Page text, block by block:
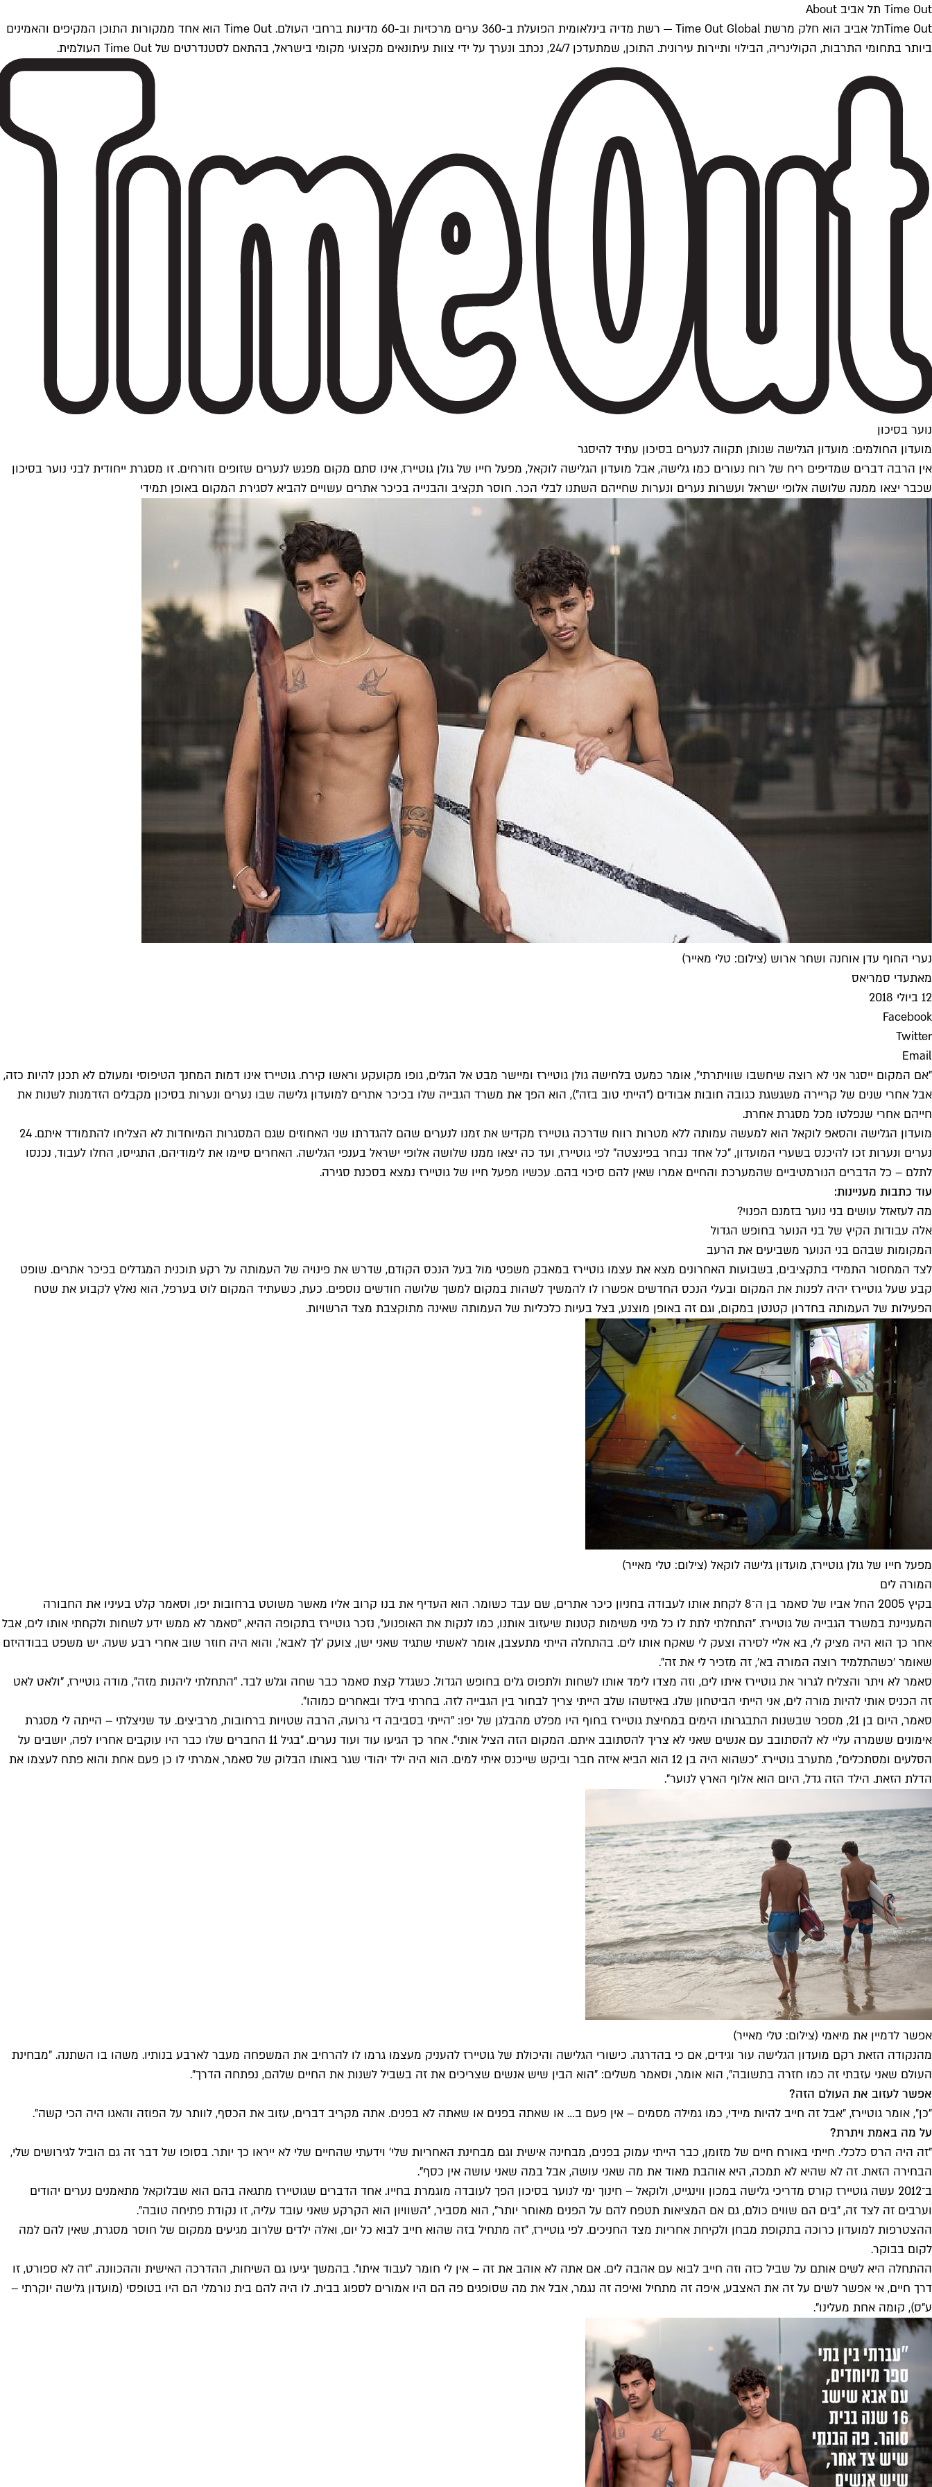
Time Out תל אביב About
Time Outתל אביב הוא חלק מרשת Time Out Global — רשת מדיה בינלאומית הפועלת ב-360 ערים מרכזיות וב-60 מדינות ברחבי העולם. Time Out הוא אחד ממקורות התוכן המקיפים והאמינים
ביותר בתחומי התרבות, הקולינריה, הבילוי ותיירות עירונית. התוכן, שמתעדכן 24/7, נכתב ונערך על ידי צוות עיתונאים מקצועי מקומי בישראל, בהתאם לסטנדרטים של Time Out העולמית.
נוער בסיכון
מועדון החולמים: מועדון הגלישה שנותן תקווה לנערים בסיכון עתיד להיסגר
אין הרבה דברים שמדיפים ריח של רוח נעורים כמו גלישה, אבל מועדון הגלישה לוקאל, מפעל חייו של גולן גוטיירז, אינו סתם מקום מפגש לנערים שזופים וזורחים. זו מסגרת ייחודית לבני נוער בסיכון
שכבר יצאו ממנה שלושה אלופי ישראל ועשרות נערים ונערות שחייהם השתנו לבלי הכר. חוסר תקציב והבנייה בכיכר אתרים עשויים להביא לסגירת המקום באופן תמידי
נערי החוף עדן אוחנה ושחר ארוש (צילום: טלי מאייר)
מאתעדי סמריאס
12 ביולי 2018
Facebook
Twitter
Email
"אם המקום ייסגר אני לא רוצה שיחשבו שוויתרתי", אומר כמעט בלחישה גולן גוטיירז ומיישר מבט אל הגלים, גופו מקועקע וראשו קירח. גוטיירז אינו דמות המחנך הטיפוסי ומעולם לא תכנן להיות כזה,
אבל אחרי שנים של קריירה משגשגת כגובה חובות אבודים ("הייתי טוב בזה"), הוא הפך את משרד הגבייה שלו בכיכר אתרים למועדון גלישה שבו נערים ונערות בסיכון מקבלים הזדמנות לשנות את
חייהם אחרי שנפלטו מכל מסגרת אחרת.
מועדון הגלישה והסאפ לוקאל הוא למעשה עמותה ללא מטרות רווח שדרכה גוטיירז מקדיש את זמנו לנערים שהם להגדרתו שני האחוזים שגם המסגרות המיוחדות לא הצליחו להתמודד איתם. 24
נערים ונערות זכו להיכנס בשערי המועדון, "כל אחד נבחר בפינצטה" לפי גוטיירז, ועד כה יצאו ממנו שלושה אלופי ישראל בענפי הגלישה. האחרים סיימו את לימודיהם, התגייסו, החלו לעבוד, נכנסו
לתלם – כל הדברים הנורמטיביים שהמערכת והחיים אמרו שאין להם סיכוי בהם. עכשיו מפעל חייו של גוטיירז נמצא בסכנת סגירה.
עוד כתבות מעניינות:
מה לעזאזל עושים בני נוער בזמנם הפנוי?
אלה עבודות הקיץ של בני הנוער בחופש הגדול
המקומות שבהם בני הנוער משביעים את הרעב
לצד המחסור התמידי בתקציבים, בשבועות האחרונים מצא את עצמו גוטיירז במאבק משפטי מול בעל הנכס הקודם, שדרש את פינויה של העמותה על רקע תוכנית המגדלים בכיכר אתרים. שופט
קבע שעל גוטיירז יהיה לפנות את המקום ובעלי הנכס החדשים אפשרו לו להמשיך לשהות במקום למשך שלושה חודשים נוספים. כעת, כשעתיד המקום לוט בערפל, הוא נאלץ לקבוע את שטח
הפעילות של העמותה בחדרון קטנטן במקום, וגם זה באופן מוצנע, בצל בעיות כלכליות של העמותה שאינה מתוקצבת מצד הרשויות.
מפעל חייו של גולן גוטיירז, מועדון גלישה לוקאל (צילום: טלי מאייר)
המורה לים
בקיץ 2005 החל אביו של סאמר בן ה־8 לקחת אותו לעבודה בחניון כיכר אתרים, שם עבד כשומר. הוא העדיף את בנו קרוב אליו מאשר משוטט ברחובות יפו, וסאמר קלט בעיניו את החבורה
המעניינת במשרד הגבייה של גוטיירז. "התחלתי לתת לו כל מיני משימות קטנות שיעזוב אותנו, כמו לנקות את האופנוע", נזכר גוטיירז בתקופה ההיא, "סאמר לא ממש ידע לשחות ולקחתי אותו לים, אבל
אחר כך הוא היה מציק לי, בא אליי לסירה וצעק לי שאקח אותו לים. בהתחלה הייתי מתעצבן, אומר לאשתי שתגיד שאני ישן, צועק 'לך לאבא', והוא היה חוזר שוב אחרי רבע שעה. יש משפט בבודהיזם
שאומר 'כשהתלמיד רוצה המורה בא', זה מזכיר לי את זה".
סאמר לא ויתר והצליח לגרור את גוטיירז איתו לים, וזה מצדו לימד אותו לשחות ולתפוס גלים בחופש הגדול. כשגדל קצת סאמר כבר שחה וגלש לבד. "התחלתי ליהנות מזה", מודה גוטיירז, "ולאט לאט
זה הכניס אותי להיות מורה לים, אני הייתי הביטחון שלו. באיזשהו שלב הייתי צריך לבחור בין הגבייה לזה. בחרתי בילד ובאחרים כמוהו".
סאמר, היום בן 21, מספר שבשנות התבגרותו הימים במחיצת גוטיירז בחוף היו מפלט מהבלגן של יפו: "הייתי בסביבה די גרועה, הרבה שטויות ברחובות, מרביצים. עד שניצלתי – הייתה לי מסגרת
אימונים ששמרה עליי לא להסתובב עם אנשים שאני לא צריך להסתובב איתם. המקום הזה הציל אותי". אחר כך הגיעו עוד ועוד נערים. "בגיל 11 החברים שלו כבר היו עוקבים אחריו לפה, יושבים על
הסלעים ומסתכלים", מתערב גוטיירז. "כשהוא היה בן 12 הוא הביא איזה חבר וביקש שייכנס איתי למים. הוא היה ילד יהודי שגר באותו הבלוק של סאמר, אמרתי לו כן פעם אחת והוא פתח לעצמו את
הדלת הזאת. הילד הזה גדל, היום הוא אלוף הארץ לנוער".
אפשר לדמיין את מיאמי (צילום: טלי מאייר)
מהנקודה הזאת רקם מועדון הגלישה עור וגידים, אם כי בהדרגה. כישורי הגלישה והיכולת של גוטיירז להעניק מעצמו גרמו לו להרחיב את המשפחה מעבר לארבע בנותיו. משהו בו השתנה. "מבחינת
העולם שאני עזבתי זה כמו חזרה בתשובה", הוא אומר, וסאמר משלים: "הוא הבין שיש אנשים שצריכים את זה בשביל לשנות את החיים שלהם, נפתחה הדרך".
אפשר לעזוב את העולם הזה?
"כן", אומר גוטיירז, "אבל זה חייב להיות מיידי, כמו גמילה מסמים – אין פעם ב… או שאתה בפנים או שאתה לא בפנים. אתה מקריב דברים, עזוב את הכסף, לוותר על הפוזה והאגו היה הכי קשה".
על מה באמת ויתרת?
"זה היה הרס כלכלי. חייתי באורח חיים של מזומן, כבר הייתי עמוק בפנים, מבחינה אישית וגם מבחינת האחריות שלי’ וידעתי שהחיים שלי לא ייראו כך יותר. בסופו של דבר זה גם הוביל לגירושים שלי,
הבחירה הזאת. זה לא שהיא לא תמכה, היא אוהבת מאוד את מה שאני עושה, אבל במה שאני עושה אין כסף".
ב־2012 עשה גוטיירז קורס מדריכי גלישה במכון ווינגייט, ולוקאל – חינוך ימי לנוער בסיכון הפך לעובדה מוגמרת בחייו. אחד הדברים שגוטיירז מתגאה בהם הוא שבלוקאל מתאמנים נערים יהודים
וערבים זה לצד זה, "בים הם שווים כולם, גם אם המציאות תטפח להם על הפנים מאוחר יותר", הוא מסביר, "השוויון הוא הקרקע שאני עובד עליה, זו נקודת פתיחה טובה".
ההצטרפות למועדון כרוכה בתקופת מבחן ולקיחת אחריות מצד החניכים. לפי גוטיירז, "זה מתחיל בזה שהוא חייב לבוא כל יום, ואלה ילדים שלרוב מגיעים ממקום של חוסר מסגרת, שאין להם למה
לקום בבוקר.
ההתחלה היא לשים אותם על שביל כזה וזה חייב לבוא עם אהבה לים. אם אתה לא אוהב את זה – אין לי חומר לעבוד איתו". בהמשך יגיעו גם השיחות, ההדרכה האישית וההכוונה. "זה לא ספורט, זו
דרך חיים, אי אפשר לשים על זה את האצבע, איפה זה מתחיל ואיפה זה נגמר, אבל את מה שסופגים פה הם היו אמורים לספוג בבית. לו היה להם בית נורמלי הם היו בטופסי (מועדון גלישה יוקרתי –
ע"ס), קומה אחת מעלינו".